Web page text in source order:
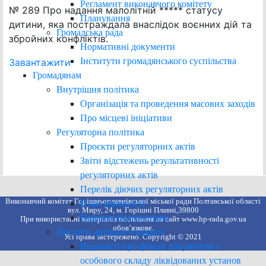
Регламент виконавчого комітету
Планування
Громадська рада
Нормативні документи
Інститути громадянського суспільства
Громадянам
Внутрішня політика
Організація та проведення масових заходів
Про місцеві ініціативи
Регуляторна політика
Проєкти регуляторних актів
Звіти відстежень результативності
регуляторних актів
Перелік діючих регуляторних актів
План діяльності
Правила благоустрою
Послуги архівного відділу
Відомості про фонди документів з
особового складу ліквідованих установ
№ 289 Про надання малолітній ***** статусу
дитини, яка постраждала внаслідок воєнних дій та
збройних конфліктів.
Завантажити
Виконавчий комітет Горішньоплавнівської міської ради Полтавської області
вул. Миру, 24, м. Горішні Плавні,39800
При використанні матеріалів посилання на сайт www.hp-rada.gov.ua
обов’язкове.
Усі права застережено. Copyright © 2021